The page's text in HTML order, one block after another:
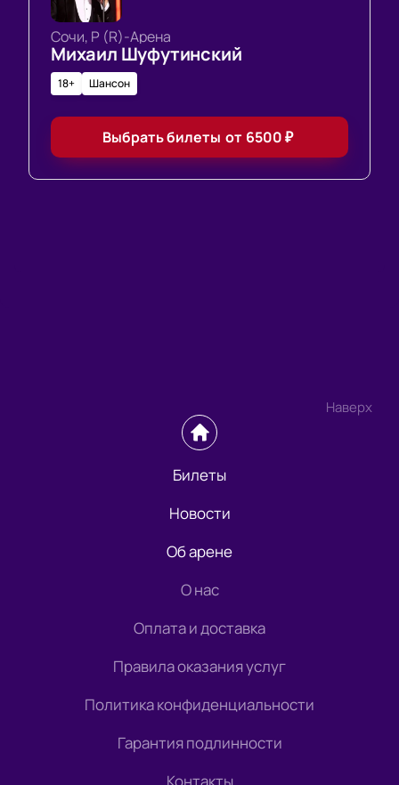
Сочи, Р (R)-Арена
Михаил Шуфутинский
18+ Шансон
Выбрать билеты от 6500₽
Наверх
Билеты
Новости
Об арене
О нас
Оплата и доставка
Правила оказания услуг
Политика конфиденциальности
Гарантия подлинности